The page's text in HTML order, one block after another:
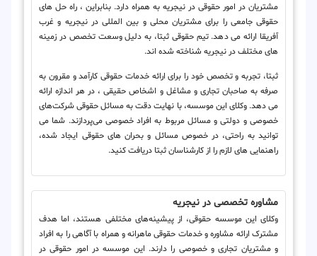
مشتریان در امور حقوقی در نیجریه به همراه دارد. بنابراین ، راه حل های
حقوقی جامعی را برای مشتریان محلی و بین المللی در نیجریه و غرب
آفریقا ارائه می دهد. تیم حقوقی ثبتا، به دلیل وسعت تخصص در زمینه
های مختلف در نیجریه شناخته شده اند.
ثبتا، تجربه و تخصص خود را برای ارائه خدمات حقوقی کارآمد و مقرون به
صرفه به صاحبان تجاری و مشاغل و اشخاص حقیقی ، در هر اندازه ارائه
می دهد. وکلای این موسسه، با نهایت دقت به مسائل حقوقی شرکت‌های
خصوصی و دولتی و مسائل مربوط به افراد خصوصی می‌پردازند. شما می
توانید به راحتی، در خصوص مسائل و بحران های حقوقی ایجاد شده،
راهنمایی های لازم را از کارشناسان ثبتا دریافت کنید.
مشاوره تخصصی در نیجریه
وکلای این موسسه حقوقی، از پیشینه‌های مختلفی هستند، اما هدف
مشترک ارائه مشاوره و خدمات حقوقی ماهرانه و همراه با آگاهی را به افراد
و مشتریان تجاری و خصوصی را دارند. این موسسه در امور حقوقی در